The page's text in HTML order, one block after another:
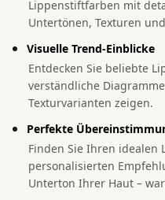
Lippenstiftfarben mit
Untertönen, Texturen
Visuelle Trend-Einblicke
Entdecken Sie beliebte
verständliche
Texturvarianten zeigen.
Perfekte
Finden Sie Ihren
personalisierten
Unterton Ihrer Haut –